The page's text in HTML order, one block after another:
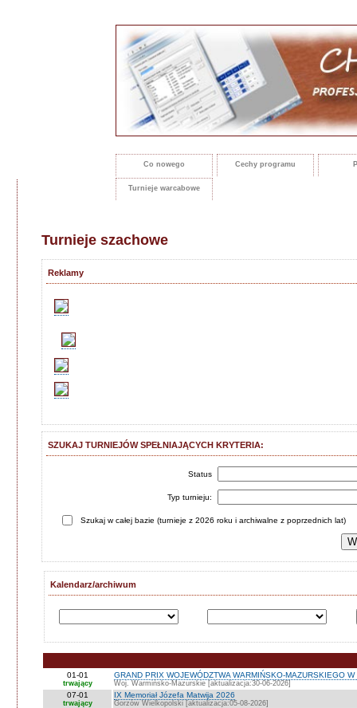
Co nowego Cechy programu
Turnieje warcabowe
Turnieje szachowe
Reklamy
SZUKAJ TURNIEJÓW SPEŁNIAJĄCYCH KRYTERIA:
Status
Typ turnieju:
Szukaj w całej bazie (turnieje z 2026 roku i archiwalne z poprzednich lat)
Kalendarz/archiwum
01-01
trwający
GRAND PRIX WOJEWÓDZTWA WARMIŃSKO-MAZURSKIEGO
Woj. Warmińsko-Mazurskie [aktualizacja:30-06-2026]
07-01
trwający
IX Memoriał Józefa Matwija 2026
Gorzów Wielkopolski [aktualizacja:05-08-2026]